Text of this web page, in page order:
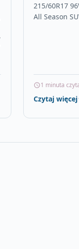
215/60R17
All Season
1 minuta
Czytaj więcej